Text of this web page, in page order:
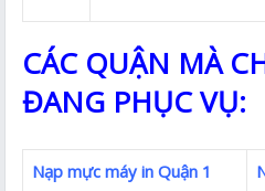
CÁC QUẬN MÀ
ĐANG PHỤC VỤ:
Nạp mực máy in Quận 1